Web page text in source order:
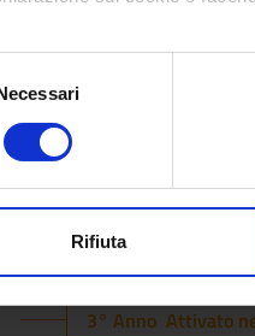
consenso, vorremmo anche:
informazioni sulla
o ritirare il tuo consenso
dei dati web, pubblicità e
Rifiuta
Riabilitazione nelle
Laboratori professionali
Tirocinio
3° Anno Attivato